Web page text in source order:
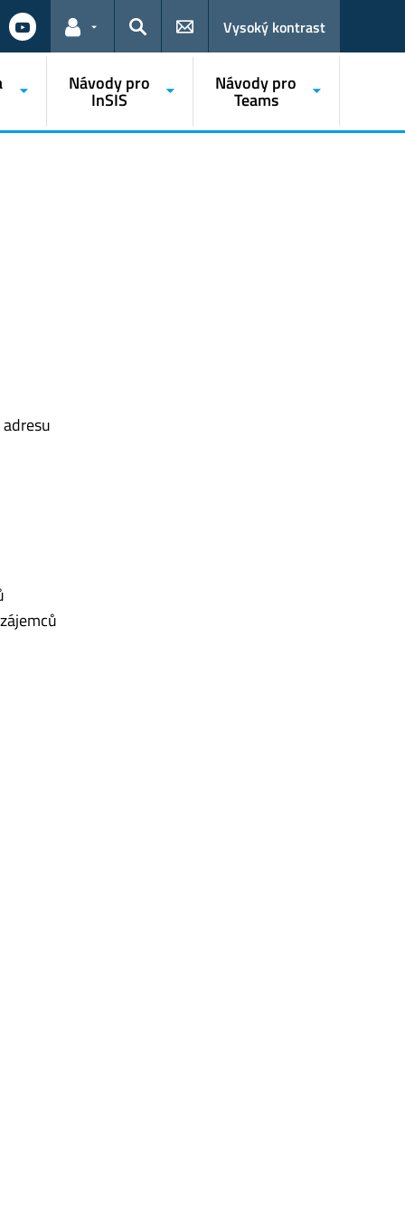
Odkazy pro uživatele
Hledat
Vysoký kontrast
Návody pro
InSIS
Návody pro
Teams